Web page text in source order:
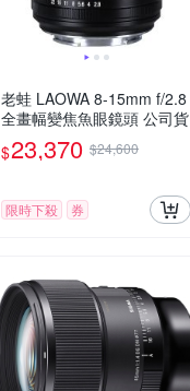
老蛙 LAOWA 8-15mm f/2.8
全畫幅變焦魚眼鏡頭 公司貨
$23,370 $24,600
限時下殺 券